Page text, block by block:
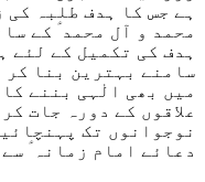
ہے جس کا ہدف طلبہ
محمد و آل محمد ؑ کے
ہدف کی تکمیل کے لئے
سامنے بہترین بنا کر
میں بھی الٰہی بننے
علاقوں کے دورہ جات
نوجوانوں تک
دعائے امام زمانہ ؑ سے